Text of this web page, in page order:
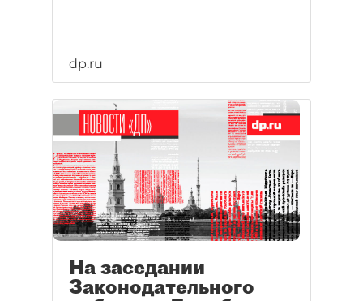
dp.ru
На заседании
Законодательного